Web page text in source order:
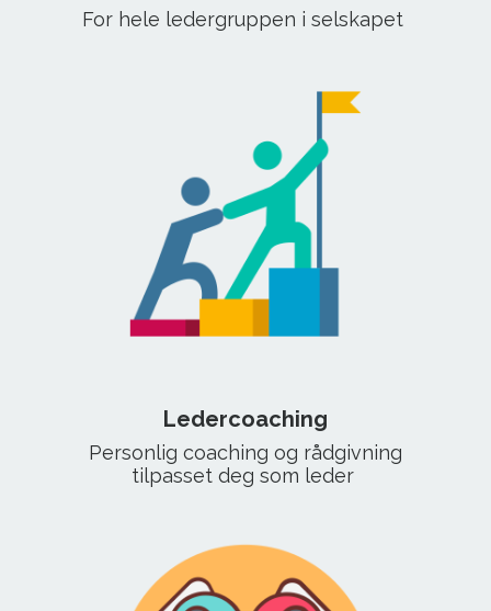
For hele ledergruppen i selskapet
Ledercoaching
Personlig coaching og rådgivning
tilpasset deg som leder